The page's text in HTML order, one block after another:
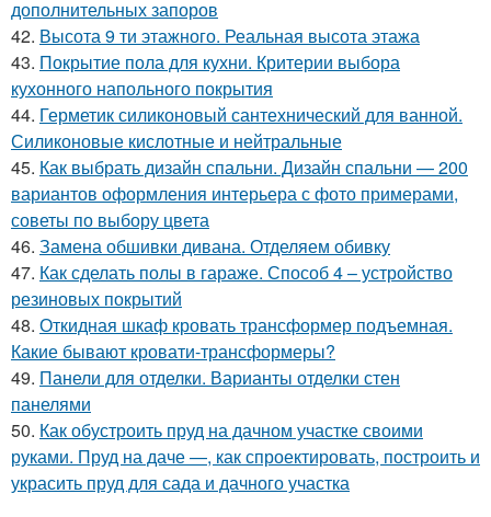
дополнительных запоров
42. Высота 9 ти этажного. Реальная высота этажа
43. Покрытие пола для кухни. Критерии выбора
кухонного напольного покрытия
44. Герметик силиконовый сантехнический для ванной.
Силиконовые кислотные и нейтральные
45. Как выбрать дизайн спальни. Дизайн спальни — 200
вариантов оформления интерьера с фото примерами,
советы по выбору цвета
46. Замена обшивки дивана. Отделяем обивку
47. Как сделать полы в гараже. Способ 4 – устройство
резиновых покрытий
48. Откидная шкаф кровать трансформер подъемная.
Какие бывают кровати-трансформеры?
49. Панели для отделки. Варианты отделки стен
панелями
50. Как обустроить пруд на дачном участке своими
руками. Пруд на даче —, как спроектировать, построить и
украсить пруд для сада и дачного участка